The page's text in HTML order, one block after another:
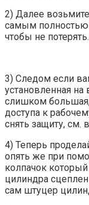
2) Далее
самым полностью
чтобы не потерять.
3) Следом если
установленная
слишком большая,
доступа к
снять защиту, см.
4) Теперь
опять же при
колпачок который
цилиндра
сам штуцер